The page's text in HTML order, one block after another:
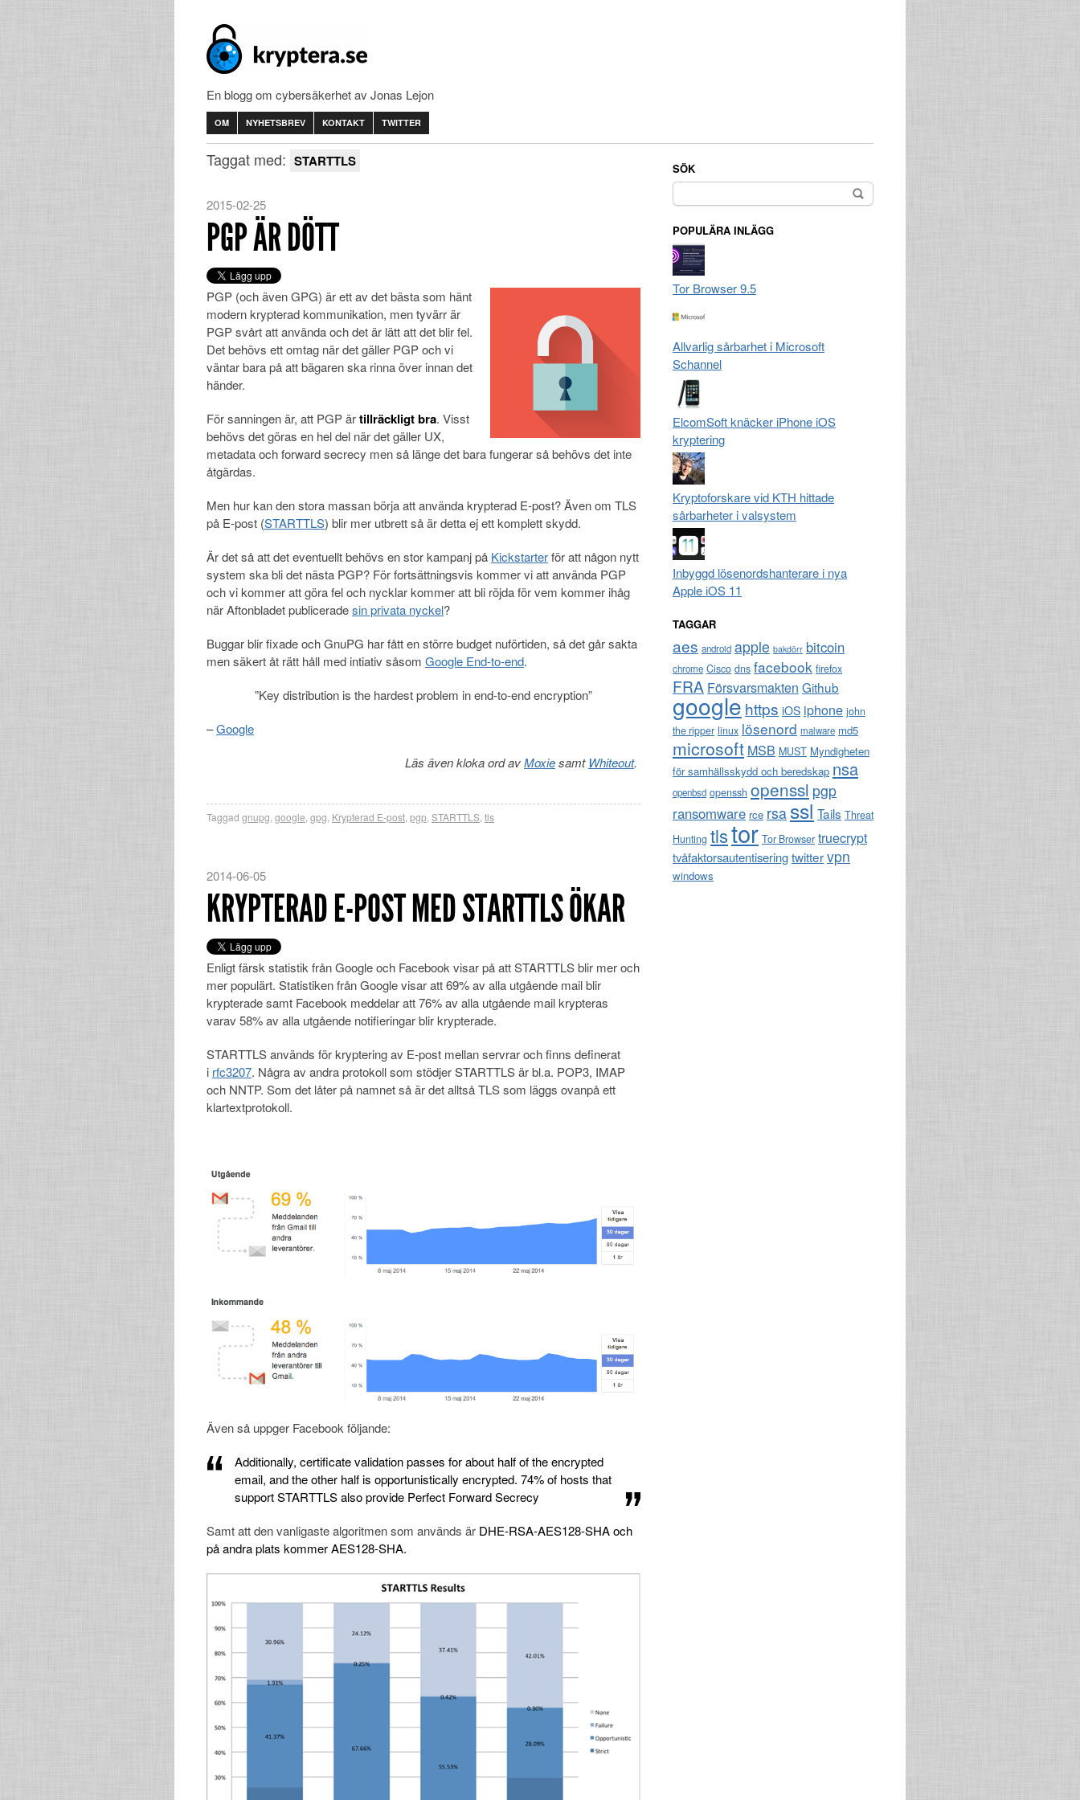
En blogg om cybersäkerhet av Jonas Lejon
OM NYHETSBREV KONTAKT TWITTER
Taggat med: STARTTLS
2015-02-25
PGP ÄR DÖTT
PGP (och även GPG) är ett av det bästa som hänt
modern krypterad kommunikation, men tyvärr är
PGP svårt att använda och det är lätt att det blir fel.
Det behövs ett omtag när det gäller PGP och vi
väntar bara på att bägaren ska rinna över innan det
händer.
För sanningen är, att PGP ärtillräckligt bra. Visst
behövs det göras en hel del när det gäller UX,
metadata och forward secrecy men så länge det bara fungerar så behövs det inte
åtgärdas.
Men hur kan den stora massan börja att använda krypterad E-post? Även om TLS
på E-post (STARTTLS) blir mer utbrett så är detta ej ett komplett skydd.
Är det så att det eventuellt behövs en stor kampanj på Kickstarterför att någon nytt
system ska bli det nästa PGP? För fortsättningsvis kommer vi att använda PGP
och vi kommer att göra fel och nycklar kommer att bli röjda för vem kommer ihåg
när Aftonbladet publiceradesin privata nyckel?
Buggar blir fixade och GnuPG har fått en större budget nuförtiden, så det går sakta
men säkert åt rätt håll med intiativ såsom Google End-to-end.
”Key distribution is the hardest problem in end-to-end encryption”
–Google
Läs även kloka ord avMoxiesamt Whiteout.
Taggad gnupg google gpg Krypterad E-post pgp STARTTLS tls
2014-06-05
KRYPTERAD E-POST MED STARTTLS ÖKAR
Enligt färsk statistik från Google och Facebook visar på att STARTTLS blir mer och
mer populärt. Statistiken från Google visar att 69% av alla utgående mail blir
krypterade samt Facebook meddelar att 76% av alla utgående mail krypteras
varav 58% av alla utgående notifieringar blir krypterade.
STARTTLS används för kryptering av E-post mellan servrar och finns definerat
i rfc3207. Några av andra protokoll som stödjer STARTTLS är bl.a. POP3, IMAP
och NNTP. Som det låter på namnet så är det alltså TLS som läggs ovanpå ett
klartextprotokoll.
Även så uppger Facebook följande:
Additionally, certificate validation passes for about half of the encrypted
email, and the other half is opportunistically encrypted. 74% of hosts that
support STARTTLS also provide Perfect Forward Secrecy
Samt att den vanligaste algoritmen som används är DHE-RSA-AES128-SHA och
på andra plats kommer AES128-SHA.
SÖK
Sök
efter:
POPULÄRA INLÄGG
Tor Browser 9.5
Allvarlig sårbarhet i Microsoft
Schannel
ElcomSoft knäcker iPhone iOS
kryptering
Kryptoforskare vid KTH hittade
sårbarheter i valsystem
Inbyggd lösenordshanterare i nya
Apple iOS 11
TAGGAR
aes android apple bakdörr bitcoin
chrome Cisco dns facebook firefox
FRA Försvarsmakten Github
google https iOS iphone john
the ripper linux lösenord malware md5
microsoft MSB MUST Myndigheten
för samhällsskydd och beredskap nsa
openbsd openssh openssl pgp
ransomware rce rsa ssl Tails Threat
Hunting tlstor Tor Browser truecrypt
tvåfaktorsautentiseringtwittervpn
windows